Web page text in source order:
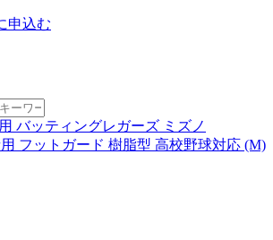
申込む
バッティングレガーズ ミズノ
フットガード 樹脂型 高校野球対応 (M)